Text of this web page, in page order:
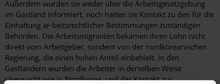
Außerdem wurden sie weder über die Arbeitsgesetzgebung
im Gastland informiert, noch hatten sie Kontakt zu den für die
Einhaltung ar-beitsrechtlicher Bestimmungen zuständigen
Behörden. Die Arbeitsmigranten bekamen ihren Lohn nicht
direkt vom Arbeitgeber, sondern von der nordkoreanischen
Regierung, die einen hohen Anteil einbehielt. In den
Gastländern wurden die Arbeiter in derselben Weise
überwacht wie in Nordkorea, und der Kontakt zur